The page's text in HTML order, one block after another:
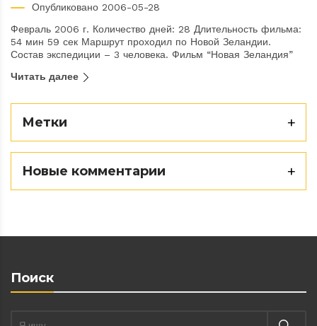
Опубликовано 2006-05-28
Февраль 2006 г. Количество дней: 28 Длительность фильма:
54 мин 59 сек Маршрут проходил по Новой Зеландии.
Состав экспедиции – 3 человека. Фильм “Новая Зеландия”
Читать далее
Метки
Новые комментарии
Поиск